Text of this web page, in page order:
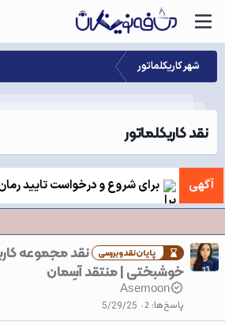
شهر کاریکلماتور
نقد کاریکلماتور
آگهی برای شروع و درخواست تایید
پایان‌نقدوبررسی
نقد مجموعه
خوشبختی | منتقد آسِمان
Asemoon
پاسخ‌ها 2
5/29/25